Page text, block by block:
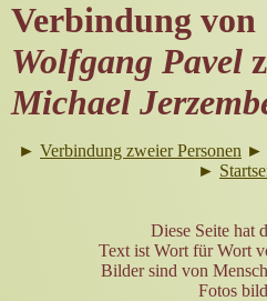
Verbindung von
Wolfgang Pavel
Michael
► Verbindung zweier Personen ►
►
Diese Seite hat
Text ist Wort für Wort
Bilder sind von
Fotos